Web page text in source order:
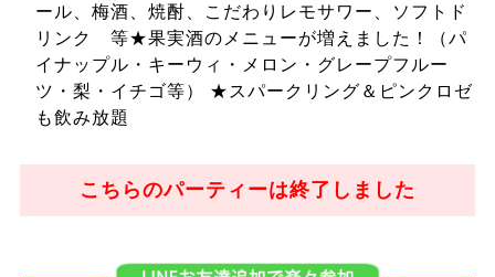
ール、梅酒、焼酎、こだわりレモサワー、ソフトド
リンク 等★果実酒のメニューが増えました！（パ
イナップル・キーウィ・メロン・グレープフルー
ツ・梨・イチゴ等） ★スパークリング＆ピンクロゼ
も飲み放題
こちらのパーティーは終了しました